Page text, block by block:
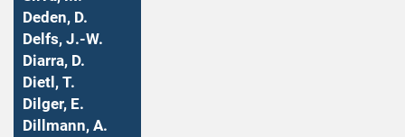
Deden, D.
Delfs, J.-W.
Diarra, D.
Dietl, T.
Dilger, E.
Dillmann, A.